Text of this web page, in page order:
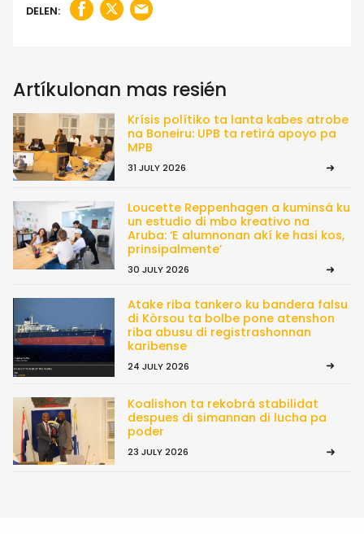
DELEN:
Artíkulonan mas resién
Krísis polítiko ta lanta kabes atrobe
na Boneiru: UPB ta retirá apoyo pa
MPB
31 JULY 2026
Loucette Reppenhagen a kuminsá ku
un estudio di mbo kreativo na
Aruba: ‘E alumnonan akí ke hasi kos,
prinsipalmente’
30 JULY 2026
Atake riba tankero ku bandera falsu
di Kòrsou ta bolbe pone atenshon
riba abusu di registrashonnan
karibense
24 JULY 2026
Koalishon ta rekobrá stabilidat
despues di simannan di lucha pa
poder
23 JULY 2026